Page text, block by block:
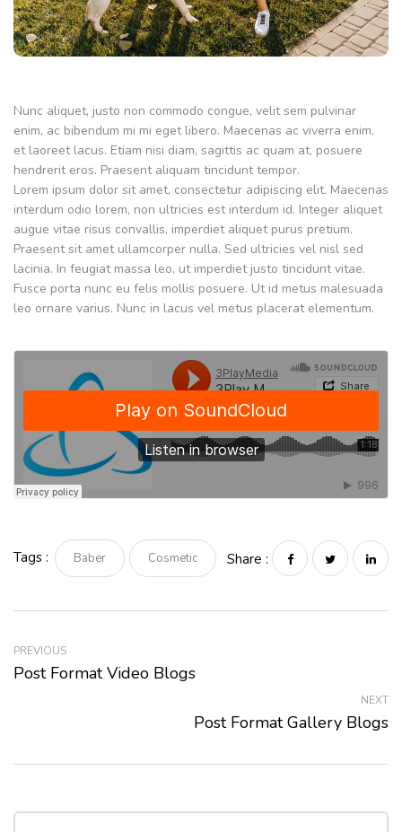
Nunc aliquet, justo non commodo congue, velit sem pulvinar
enim, ac bibendum mi mi eget libero. Maecenas ac viverra enim,
et laoreet lacus. Etiam nisi diam, sagittis ac quam at, posuere
hendrerit eros. Praesent aliquam tincidunt tempor.
Lorem ipsum dolor sit amet, consectetur adipiscing elit. Maecenas
interdum odio lorem, non ultricies est interdum id. Integer aliquet
augue vitae risus convallis, imperdiet aliquet purus pretium.
Praesent sit amet ullamcorper nulla. Sed ultricies vel nisl sed
lacinia. In feugiat massa leo, ut imperdiet justo tincidunt vitae.
Fusce porta nunc eu felis mollis posuere. Ut id metus malesuada
leo ornare varius. Nunc in lacus vel metus placerat elementum.
Tags : Baber Cosmetic Share :
PREVIOUS
Post Format Video Blogs
NEXT
Post Format Gallery Blogs